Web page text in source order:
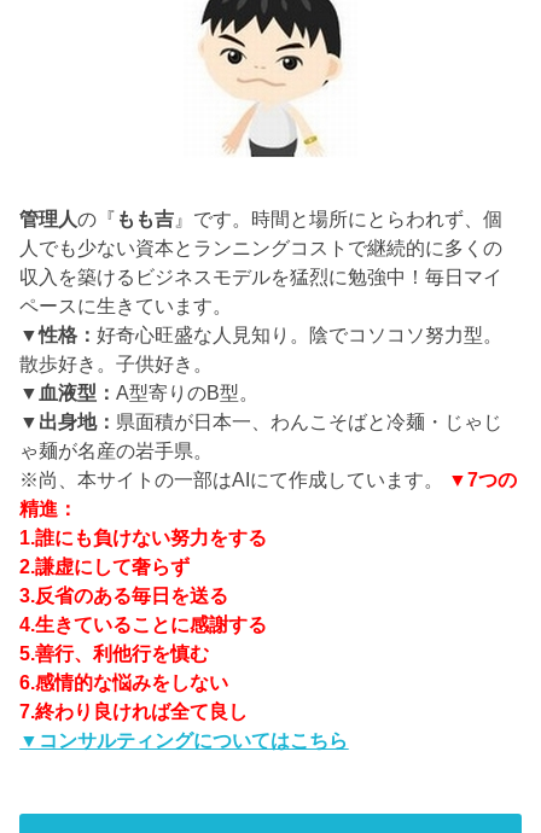
管理人の『 もも吉 』です。時間と場所にとらわれず、個
人でも少ない資本とランニングコストで継続的に多くの
収入を築けるビジネスモデルを猛烈に勉強中！毎日マイ
ペースに生きています。
▼性格：好奇心旺盛な人見知り。陰でコソコソ努力型。
散歩好き。子供好き。
▼血液型：A型寄りのB型。
▼出身地： 県面積が日本一、わんこそばと冷麺・じゃじ
ゃ麺が名産の岩手県。
※尚、本サイトの一部はAIにて作成しています。
▼7つの
精進：
1.誰にも負けない努力をする
2.謙虚にして奢らず
3.反省のある毎日を送る
4.生きていることに感謝する
5.善行、利他行を慎む
6.感情的な悩みをしない
7.終わり良ければ全て良し
▼コンサルティングについてはこちら